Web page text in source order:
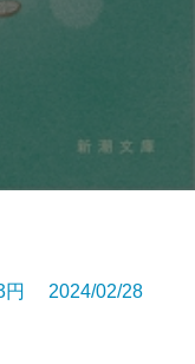
円 2024/02/28